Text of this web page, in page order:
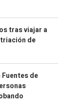
tras viajar a
de
de